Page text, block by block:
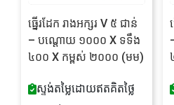
ធ្នើរដែក រាងអក្សរ V ៥ ជាន់
– បណ្តោយ ១០០០ X ទទឹង
៤០០ X កម្ពស់ ២០០០ (មម)
ស្ទង់តម្លៃដោយឥតគិតថ្លៃ